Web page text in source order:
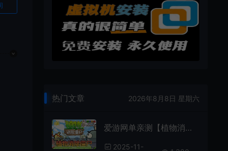
热门文章 2026年8月8日 星期六
爱游网单亲测【植物消除僵尸】H5单机页游小游戏去除广告无限内购一键启动
2025-11-